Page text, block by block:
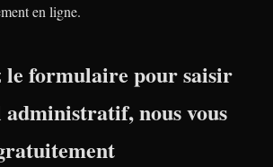
en ligne.
le formulaire pour saisir
nous vous